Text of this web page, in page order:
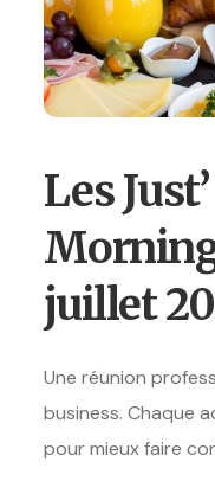
Les Just’
juillet
Une réunion
business. Chaque
pour mieux faire